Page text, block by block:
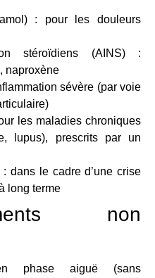
: pour les douleurs
stéroïdiens (AINS) :
naproxène
sévère (par voie
les maladies chroniques
lupus), prescrits par un
dans le cadre d’une crise
long terme
non
phase aiguë (sans